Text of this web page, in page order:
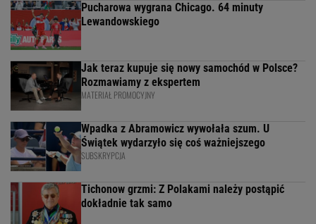
Pucharowa wygrana Chicago. 64 minuty
Lewandowskiego
Jak teraz kupuje się nowy samochód w Polsce?
Rozmawiamy z ekspertem
MATERIAŁ PROMOCYJNY
Wpadka z Abramowicz wywołała szum. U
Świątek wydarzyło się coś ważniejszego
SUBSKRYPCJA
Tichonow grzmi: Z Polakami należy postąpić
dokładnie tak samo